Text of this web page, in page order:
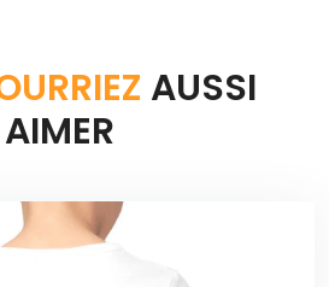
AUSSI
AIMER